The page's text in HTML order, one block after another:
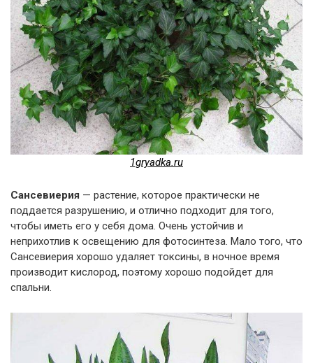
1gryadka.ru
Сансевиерия — растение, которое практически не
поддается разрушению, и отлично подходит для того,
чтобы иметь его у себя дома. Очень устойчив и
неприхотлив к освещению для фотосинтеза. Мало того, что
Сансевиерия хорошо удаляет токсины, в ночное время
производит кислород, поэтому хорошо подойдет для
спальни.